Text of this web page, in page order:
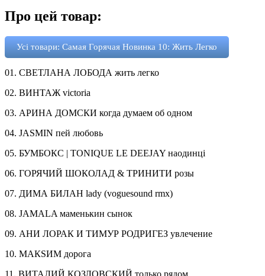
Про цей товар:
Усі товари: Самая Горячая Новинка 10: Жить Легко
01. СВЕТЛАНА ЛОБОДА жить легко
02. ВИНТАЖ victoria
03. АРИНА ДОМСКИ когда думаем об одном
04. JASMIN пей любовь
05. БУМБОКС | TONIQUE LE DEEJAY наодинці
06. ГОРЯЧИЙ ШОКОЛАД & ТРИНИТИ розы
07. ДИМА БИЛАН lady (voguesound rmx)
08. JAMALA маменькин сынок
09. АНИ ЛОРАК И ТИМУР РОДРИГЕЗ увлечение
10. МАКSИМ дорога
11. ВИТАЛИЙ КОЗЛОВСКИЙ только рядом